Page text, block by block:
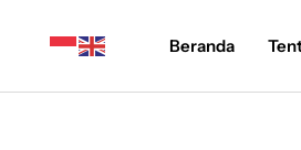
Beranda